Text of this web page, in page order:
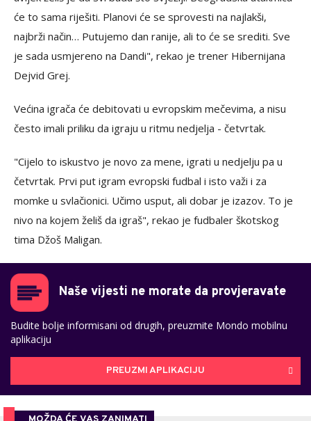
će to sama riješiti. Planovi će se sprovesti na najlakši,
najbrži način… Putujemo dan ranije, ali to će se srediti. Sve
je sada usmjereno na Dandi", rekao je trener Hibernijana
Dejvid Grej.
Većina igrača će debitovati u evropskim mečevima, a nisu
često imali priliku da igraju u ritmu nedjelja - četvrtak.
"Cijelo to iskustvo je novo za mene, igrati u nedjelju pa u
četvrtak. Prvi put igram evropski fudbal i isto važi i za
momke u svlačionici. Učimo usput, ali dobar je izazov. To je
nivo na kojem želiš da igraš", rekao je fudbaler škotskog
tima Džoš Maligan.
Naše vijesti ne morate da provjeravate
Budite bolje informisani od drugih, preuzmite Mondo mobilnu
aplikaciju
PREUZMI APLIKACIJU